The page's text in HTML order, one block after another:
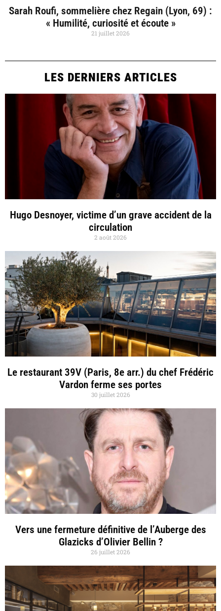
Sarah Roufi, sommelière chez Regain (Lyon, 69) :
« Humilité, curiosité et écoute »
21 juillet 2026
LES DERNIERS ARTICLES
Hugo Desnoyer, victime d’un grave accident de la
circulation
2 août 2026
Le restaurant 39V (Paris, 8e arr.) du chef Frédéric
Vardon ferme ses portes
30 juillet 2026
Vers une fermeture définitive de l’Auberge des
Glazicks d’Olivier Bellin ?
26 juillet 2026